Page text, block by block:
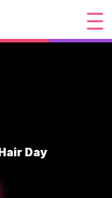
Day